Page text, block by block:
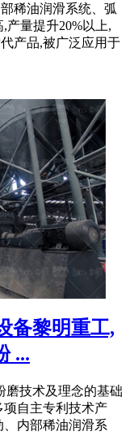
稀油润滑系统、弧
产量提升20%以上,
产品,被广泛应用于
备黎明重工,
...
磨技术及理念的基础
项自主专利技术产
内部稀油润滑系